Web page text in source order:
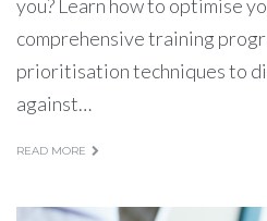
you? Learn how to optimise
comprehensive training
prioritisation techniques to
against…
READ MORE